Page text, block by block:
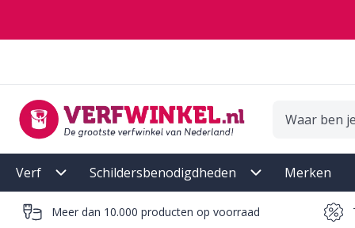
Verf Schildersbenodigdheden Merken
Meer dan 10.000 producten op voorraad